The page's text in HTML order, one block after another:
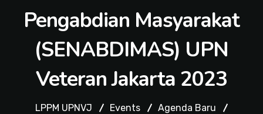
Pengabdian Masyarakat
(SENABDIMAS) UPN
Veteran Jakarta 2023
LPPM UPNVJ Events
Agenda Baru